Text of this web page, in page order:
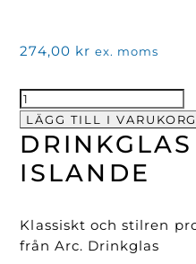
ISLANDE
Klassiskt och stilren
från Arc. Drinkglas
274,00 kr ex. moms
DRINKGLAS
33CL
ISLANDE
LÄGG TILL I VARUKORG